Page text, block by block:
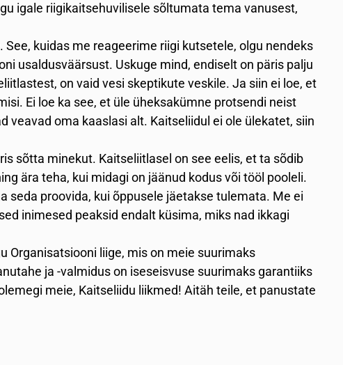
igale riigikaitsehuvilisele sõltumata tema vanusest,
kuidas me reageerime riigi kutsetele, olgu nendeks
usaldusväärsust. Uskuge mind, endiselt on päris palju
on vaid vesi skeptikute veskile. Ja siin ei loe, et
Ei loe ka see, et üle üheksakümne protsendi neist
veavad oma kaaslasi alt. Kaitseliidul ei ole ülekatet, siin
sõtta minekut. Kaitseliitlasel on see eelis, et ta sõdib
ära teha, kui midagi on jäänud kodus või tööl pooleli.
seda proovida, kui õppusele jäetakse tulemata. Me ei
inimesed peaksid endalt küsima, miks nad ikkagi
Organisatsiooni liige, mis on meie suurimaks
ja -valmidus on iseseisvuse suurimaks garantiiks
meie, Kaitseliidu liikmed! Aitäh teile, et panustate